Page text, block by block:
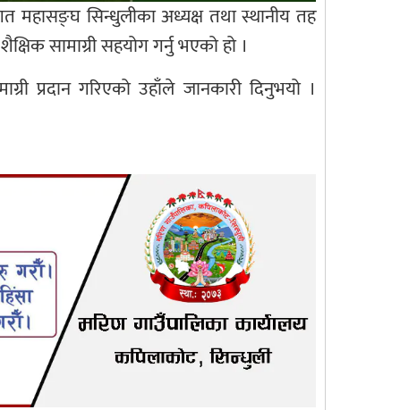
महासङ्घ सिन्धुलीका अध्यक्ष तथा स्थानीय तह
सामाग्री सहयोग गर्नु भएको हो ।
प्रदान गरिएको उहाँले जानकारी दिनुभयो ।